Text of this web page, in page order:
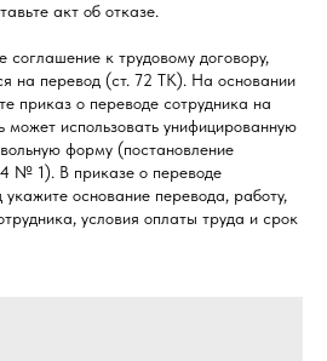
акт об отказе.
соглашение к трудовому договору,
на перевод (ст. 72 ТК). На основании
приказ о переводе сотрудника на
может использовать унифицированную
форму (постановление
№ 1). В приказе о переводе
основание перевода, работу,
условия оплаты труда и срок